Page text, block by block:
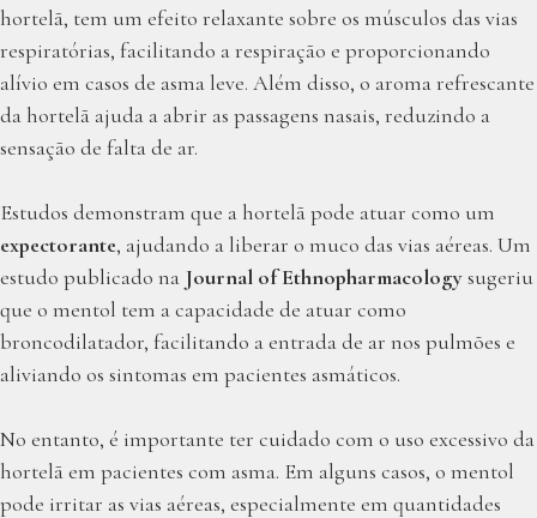
hortelã, tem um efeito relaxante sobre os músculos das vias
respiratórias, facilitando a respiração e proporcionando
alívio em casos de asma leve. Além disso, o aroma refrescante
da hortelã ajuda a abrir as passagens nasais, reduzindo a
sensação de falta de ar.
Estudos demonstram que a hortelã pode atuar como um
expectorante, ajudando a liberar o muco das vias aéreas. Um
estudo publicado na Journal of Ethnopharmacologysugeriu
que o mentol tem a capacidade de atuar como
broncodilatador, facilitando a entrada de ar nos pulmões e
aliviando os sintomas em pacientes asmáticos.
No entanto, é importante ter cuidado com o uso excessivo da
hortelã em pacientes com asma. Em alguns casos, o mentol
pode irritar as vias aéreas, especialmente em quantidades